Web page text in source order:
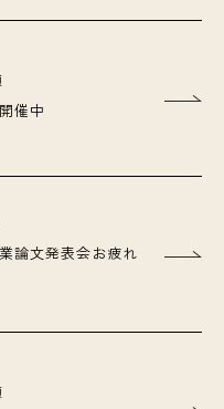
催中
論文発表会お疲れ